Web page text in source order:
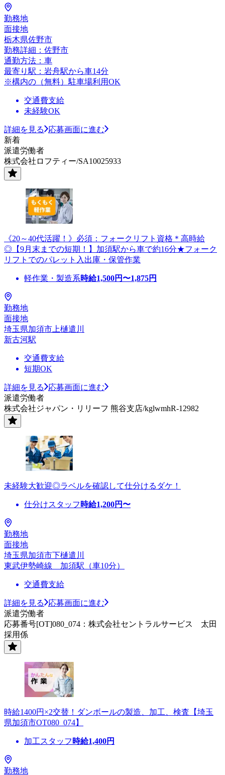
勤務地
面接地
栃木県佐野市
勤務詳細：佐野市
通勤方法：車
最寄り駅：岩舟駅から車14分
※構内の（無料）駐車場利用OK
交通費支給
未経験OK
詳細を見る
応募画面に進む
新着
派遣労働者
株式会社ロフティー/SA10025933
《20～40代活躍！》必須：フォークリフト資格＊高時給
◎【9月末までの短期！】加須駅から車で約16分★フォーク
リフトでのパレット入出庫・保管作業
軽作業・製造系時給1,500円〜1,875円
勤務地
面接地
埼玉県加須市上樋遣川
新古河駅
交通費支給
短期OK
詳細を見る
応募画面に進む
派遣労働者
株式会社ジャパン・リリーフ 熊谷支店/kglwmhR-12982
未経験大歓迎◎ラベルを確認して仕分けるダケ！
仕分けスタッフ 時給1,200円〜
勤務地
面接地
埼玉県加須市下樋遣川
東武伊勢崎線 加須駅（車10分）
交通費支給
詳細を見る
応募画面に進む
派遣労働者
応募番号[OT]080_074：株式会社セントラルサービス 太田
採用係
時給1400円×2交替！ダンボールの製造、加工、検査【埼玉
県加須市OT080_074】
加工スタッフ 時給1,400円
勤務地